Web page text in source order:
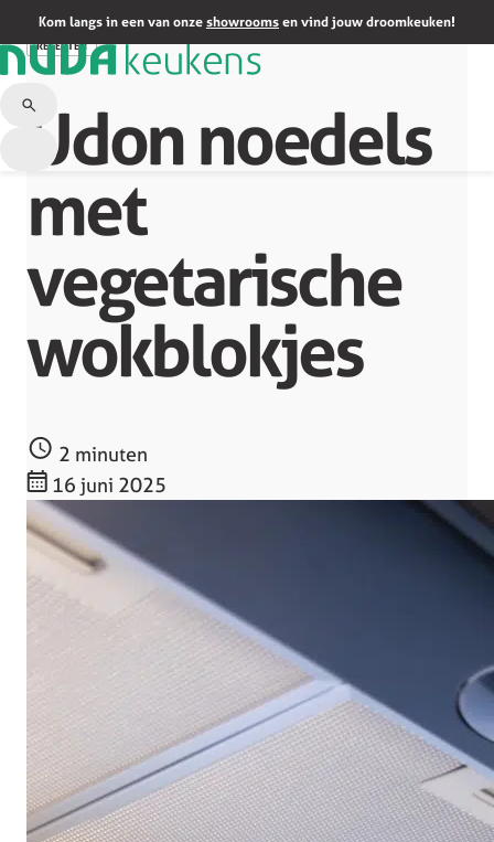
Kom langs in een van onze showrooms en vind jouw droomkeuken!
Terug naar overzicht
RECEPTEN
Udon noedels
met
vegetarische
wokblokjes
2 minuten
16 juni 2025